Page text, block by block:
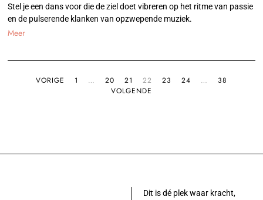
Stel je een dans voor die de ziel doet vibreren op het ritme van passie
en de pulserende klanken van opzwepende muziek.
Meer
VORIGE 1 … 20 21 22 23 24 …
38
VOLGENDE
Dit is dé plek waar kracht,